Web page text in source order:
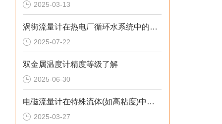
2025-03-13
涡街流量计在热电厂循环水系统中的流量控制策略
2025-07-22
双金属温度计精度等级了解
2025-06-30
电磁流量计在特殊流体(如高粘度)中的测量策略
2025-03-27